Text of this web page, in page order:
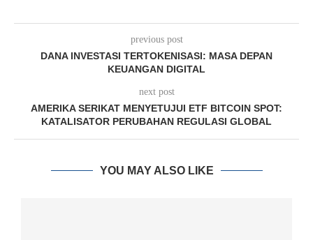
previous post
DANA INVESTASI TERTOKENISASI: MASA DEPAN
KEUANGAN DIGITAL
next post
AMERIKA SERIKAT MENYETUJUI ETF BITCOIN SPOT:
KATALISATOR PERUBAHAN REGULASI GLOBAL
YOU MAY ALSO LIKE